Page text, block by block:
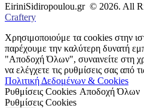
EiriniSidiropoulou.gr © 2026. All
Craftery
Χρησιμοποιούμε τα cookies στην
παρέχουμε την καλύτερη δυνατή
"Αποδοχή Όλων", συναινείτε στη
να ελέγχετε τις ρυθμίσεις σας από
Πολιτική Δεδομένων & Cookies
Ρυθμίσεις Cookies Αποδοχή Όλων
Ρυθμίσεις Cookies